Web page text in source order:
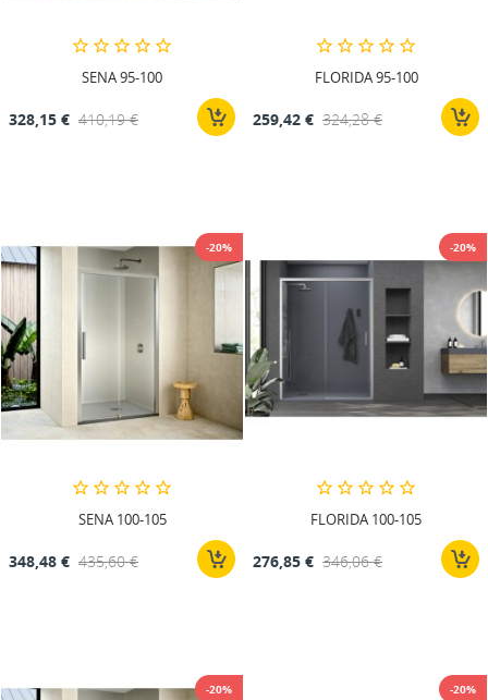
SENA 95-100
328,15 € 410,19 €
FLORIDA 95-100
259,42 € 324,28 €
-20%
SENA 100-105
348,48 € 435,60 €
-20%
FLORIDA 100-105
276,85 € 346,06 €
-20% -20%